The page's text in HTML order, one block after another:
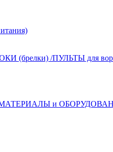
(брелки) /ПУЛЬТЫ для
и